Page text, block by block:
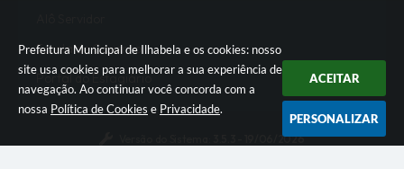
Prefeitura Municipal de Ilhabela e os cookies: nosso
site usa cookies para melhorar a sua experiência de
navegação. Ao continuar você concorda com a
nossa Política de Cookies e Privacidade.
ACEITAR
PERSONALIZAR
Escola de Governo
Portal do Estagiário
3.5.3 - 19/06/2026